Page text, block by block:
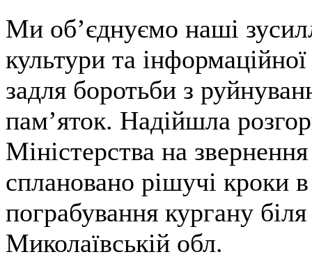
Ми об’єднуємо наші
культури та
задля боротьби з
пам’яток. Надійшла
Міністерства на
сплановано рішучі кроки в
пограбування кургану
Миколаївській обл.